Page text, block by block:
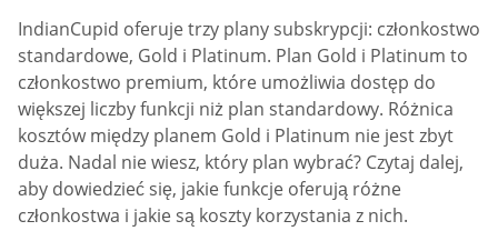
IndianCupid oferuje trzy plany subskrypcji: członkostwo
standardowe, Gold i Platinum. Plan Gold i Platinum to
członkostwo premium, które umożliwia dostęp do
większej liczby funkcji niż plan standardowy. Różnica
kosztów między planem Gold i Platinum nie jest zbyt
duża. Nadal nie wiesz, który plan wybrać? Czytaj dalej,
aby dowiedzieć się, jakie funkcje oferują różne
członkostwa i jakie są koszty korzystania z nich.